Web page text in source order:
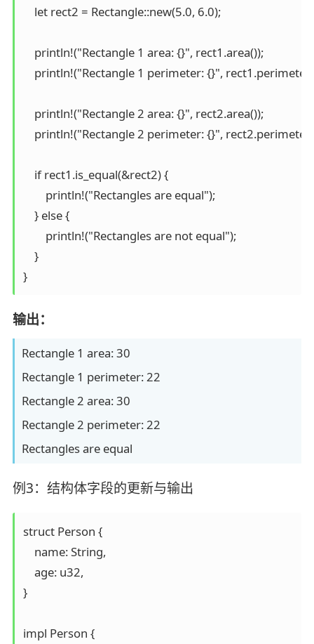
    let rect2 = Rectangle::new(5.0, 6.0);
    println!("Rectangle 1 area: {}", rect1.area());
println!("Rectangle 1 perimeter: {}",
    println!("Rectangle 2 area: {}", rect2.area());
println!("Rectangle 2 perimeter: {}",
    if rect1.is_equal(&rect2) {
        println!("Rectangles are equal");
    } else {
        println!("Rectangles are not equal");
    }
}
输出：
Rectangle 1 area: 30
Rectangle 1 perimeter: 22
Rectangle 2 area: 30
Rectangle 2 perimeter: 22
Rectangles are equal
例3：结构体字段的更新与输出
struct Person {
    name: String,
    age: u32,
}
impl Person {